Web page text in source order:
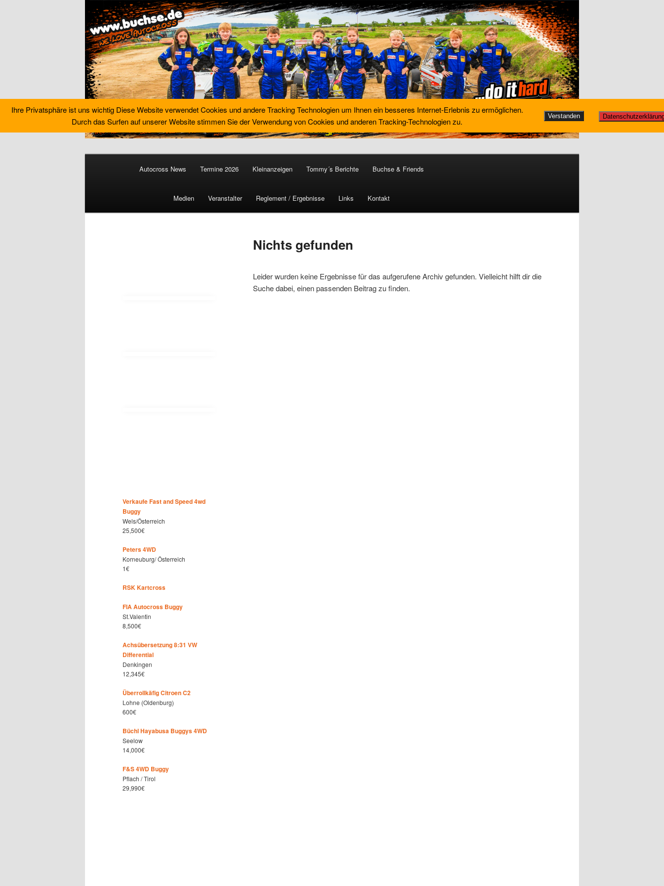
Buchse´s Autocross World
Autocross News Termine 2026 Kleinanzeigen Tommy´s Berichte Buchse & Friends
Medien Veranstalter Reglement / Ergebnisse Links Kontakt
Nichts gefunden
Leider wurden keine Ergebnisse für das aufgerufene Archiv gefunden. Vielleicht hilft dir die
Suche dabei, einen passenden Beitrag zu finden.
Verkaufe Fast and Speed 4wd
Buggy
Wels/Österreich
25,500€
Peters 4WD
Korneuburg/ Österreich
1€
RSK Kartcross
FIA Autocross Buggy
St.Valentin
8,500€
Achsübersetzung 8:31 VW
Differential
Denkingen
12,345€
Überrollkäfig Citroen C2
Lohne (Oldenburg)
600€
Büchl Hayabusa Buggys 4WD
Seelow
14,000€
F&S 4WD Buggy
Pflach / Tirol
29,990€
Ihre Privatsphäre ist uns wichtig Diese Website verwendet Cookies und andere Tracking Technologien um Ihnen ein besseres Internet-Erlebnis zu ermöglichen.
Durch das Surfen auf unserer Website stimmen Sie der Verwendung von Cookies und anderen Tracking-Technologien zu.
Verstanden